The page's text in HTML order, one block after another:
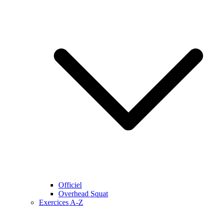
Officiel
Overhead Squat
Exercices A-Z